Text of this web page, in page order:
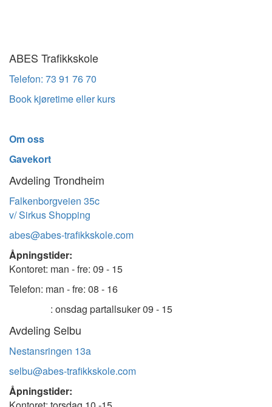
ABES Trafikkskole
Telefon: 73 91 76 70
Book kjøretime eller kurs
Om oss
Gavekort
Avdeling Trondheim
Falkenborgveien 35c
v/ Sirkus Shopping
abes@abes-trafikkskole.com
Åpningstider:
Kontoret: man - fre: 09 - 15
Telefon: man - fre: 08 - 16
: onsdag partallsuker 09 - 15
Avdeling Selbu
Nestansringen 13a
selbu@abes-trafikkskole.com
Åpningstider: